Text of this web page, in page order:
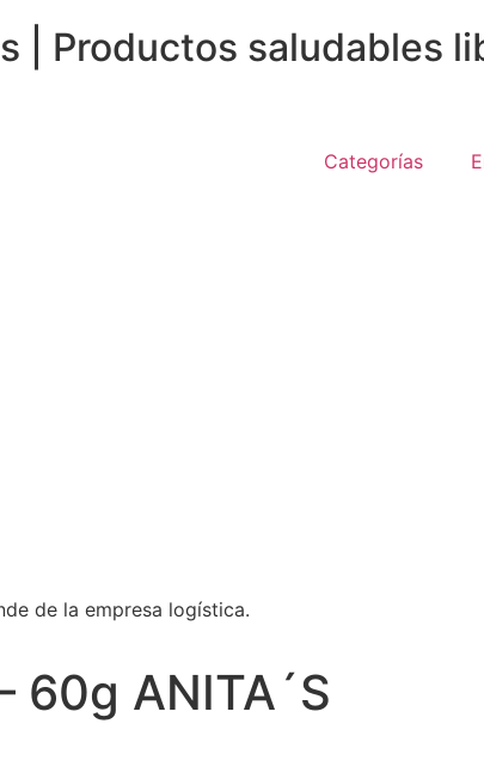
| Productos saludables
Categorías
de la empresa logística.
60g ANITA´S